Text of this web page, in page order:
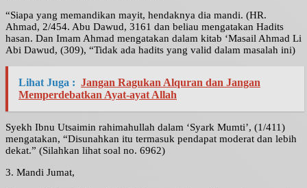
“Siapa yang memandikan mayit, hendaknya dia mandi. (HR.
Ahmad, 2/454. Abu Dawud, 3161 dan beliau mengatakan Hadits
hasan. Dan Imam Ahmad mengatakan dalam kitab ‘Masail Ahmad Li
Abi Dawud, (309), “Tidak ada hadits yang valid dalam masalah ini)
Lihat Juga : Jangan Ragukan Alquran dan Jangan
Memperdebatkan Ayat-ayat Allah
Syekh Ibnu Utsaimin rahimahullah dalam ‘Syark Mumti’, (1/411)
mengatakan, “Disunahkan itu termasuk pendapat moderat dan lebih
dekat.” (Silahkan lihat soal no. 6962)
3. Mandi Jumat,